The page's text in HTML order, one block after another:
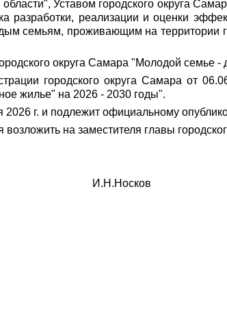
Уставом городского округа
реализации и оценки
семьям, проживающим на территории
округа Самара "Молодой семье -
городского округа Самара от
жилье" на 2026 - 2030 годы".
2026 г. и подлежит официальному
на заместителя главы
И.Н.Носков